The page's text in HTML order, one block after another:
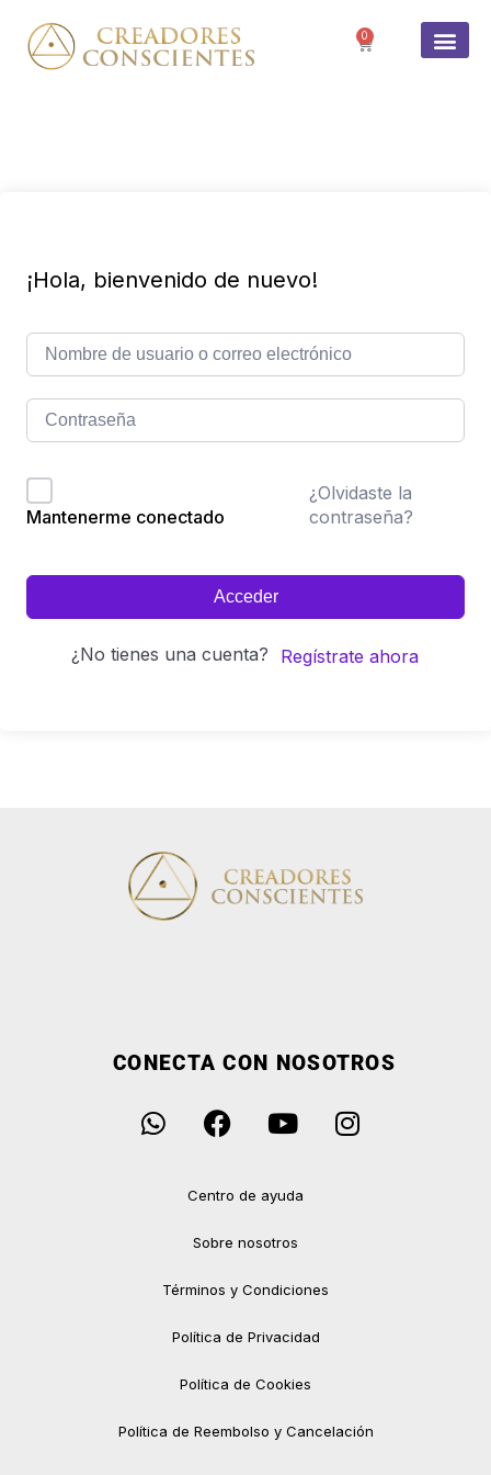
0
¡Hola, bienvenido de nuevo!
Mantenerme conectado
¿Olvidaste la
contraseña?
Acceder
¿No tienes una cuenta? Regístrate ahora
CONECTA CON NOSOTROS
Centro de ayuda
Sobre nosotros
Términos y Condiciones
Política de Privacidad
Política de Cookies
Política de Reembolso y Cancelación